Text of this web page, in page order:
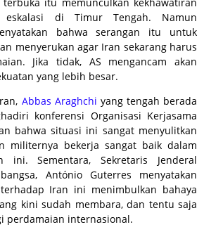
eskalasi di Timur Tengah. Namun
bahwa serangan itu untuk
menyerukan agar Iran sekarang harus
Jika tidak, AS mengancam akan
yang lebih besar.
Abbas Araghchi yang tengah berada
konferensi Organisasi Kerjasama
bahwa situasi ini sangat menyulitkan
militernya bekerja sangat baik dalam
ini. Sementara, Sekretaris Jenderal
António Guterres menyatakan
Iran ini menimbulkan bahaya
kini sudah membara, dan tentu saja
perdamaian internasional.